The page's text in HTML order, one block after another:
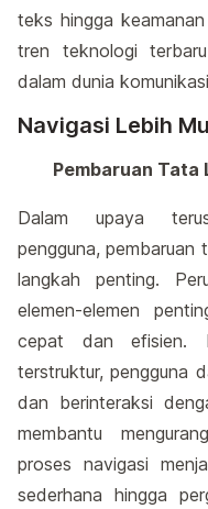
teks hingga
tren teknologi
dalam dunia
Navigasi Lebih
Pembaruan Tata
Dalam upaya
pengguna, pembaruan
langkah penting.
elemen-elemen
cepat dan efisien.
terstruktur, pengguna
dan berinteraksi
membantu
proses navigasi
sederhana hingga